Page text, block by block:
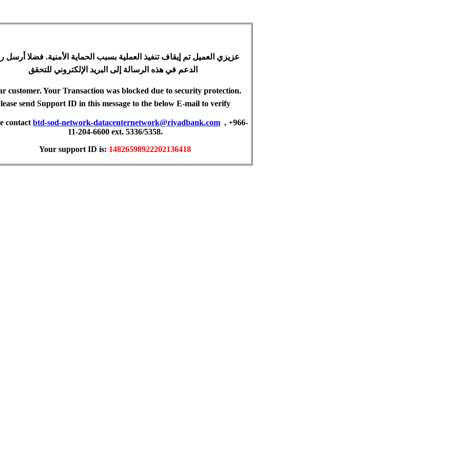
عزيزي العميل تم إيقاف تنفيذ العملية بسبب الحماية الأمنية. فضلا أرسل
customer. Your Transaction was blocked due to security protection.
send Support ID in this message to the below E-mail to verify
contact btd-sod-network-datacenternetwork@riyadbank.com , +966-
11-204-6600 ext. 5336/5358.
Your support ID is: 14826598922202136418